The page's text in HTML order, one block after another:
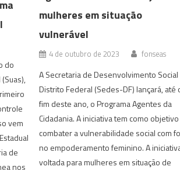
do
vem
de
nos
mulheres em situação
vulnerável
4 de outubro de 2023 fonseas
A Secretaria de Desenvolvimento
Distrito Federal (Sedes-DF) lançará, até
fim deste ano, o Programa Agentes da
Cidadania. A iniciativa tem como objetivo
combater a vulnerabilidade social com
no empoderamento feminino. A
voltada para mulheres em situação de